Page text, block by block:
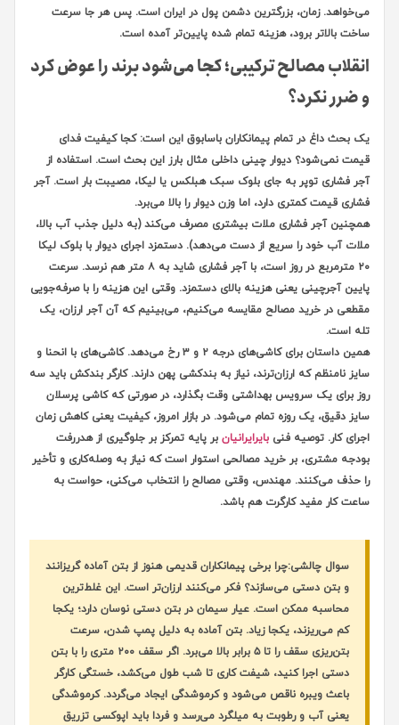
می‌خواهد. زمان، بزرگترین دشمن پول در ایران است. پس هر جا سرعت
ساخت بالاتر برود، هزینه تمام شده پایین‌تر آمده است.
انقلاب مصالح ترکیبی؛ کجا می‌شود برند را عوض کرد
و ضرر نکرد؟
یک بحث داغ در تمام پیمانکاران باسابوق این است: کجا کیفیت فدای
قیمت نمی‌شود؟ دیوار چینی داخلی مثال بارز این بحث است. استفاده از
آجر فشاری توپر به جای بلوک سبک هبلکس یا لیکا، مصیبت بار است. آجر
فشاری قیمت کمتری دارد، اما وزن دیوار را بالا می‌برد.
همچنین آجر فشاری ملات بیشتری مصرف می‌کند (به دلیل جذب آب بالا،
ملات آب خود را سریع از دست می‌دهد). دستمزد اجرای دیوار با بلوک لیکا
۲۰ مترمربع در روز است، با آجر فشاری شاید به ۸ متر هم نرسد. سرعت
پایین آجرچینی یعنی هزینه بالای دستمزد. وقتی این هزینه را با صرفه‌جویی
مقطعی در خرید مصالح مقایسه می‌کنیم، می‌بینیم که آن آجر ارزان، یک
تله است.
همین داستان برای کاشی‌های درجه ۲ و ۳ رخ می‌دهد. کاشی‌های با انحنا و
سایز نامنظم که ارزان‌ترند، نیاز به بندکشی پهن دارند. کارگر بندکش باید سه
روز برای یک سرویس بهداشتی وقت بگذارد، در صورتی که کاشی پرسلان
سایز دقیق، یک روزه تمام می‌شود. در بازار امروز، کیفیت یعنی کاهش زمان
اجرای کار. توصیه فنی بایرایرانیان بر پایه تمرکز بر جلوگیری از هدررفت
بودجه مشتری، بر خرید مصالحی استوار است که نیاز به وصله‌کاری و تأخیر
را حذف می‌کنند. مهندس، وقتی مصالح را انتخاب می‌کنی، حواست به
ساعت کار مفید کارگرت هم باشد.
سوال چالشی:چرا برخی پیمانکاران قدیمی هنوز از بتن آماده گریزانند
و بتن دستی می‌سازند؟ فکر می‌کنند ارزان‌تر است. این غلط‌ترین
محاسبه ممکن است. عیار سیمان در بتن دستی نوسان دارد؛ یکجا
کم می‌ریزند، یکجا زیاد. بتن آماده به دلیل پمپ شدن، سرعت
بتن‌ریزی سقف را تا ۵ برابر بالا می‌برد. اگر سقف ۲۰۰ متری را با بتن
دستی اجرا کنید، شیفت کاری تا شب طول می‌کشد، خستگی کارگر
باعث ویبره ناقص می‌شود و کرموشدگی ایجاد می‌گردد. کرموشدگی
یعنی آب و رطوبت به میلگرد می‌رسد و فردا باید اپوکسی تزریق